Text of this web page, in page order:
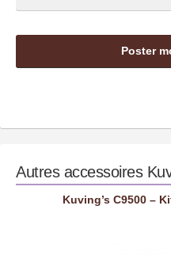
Autres accessoires
Kuving’s C9500 –